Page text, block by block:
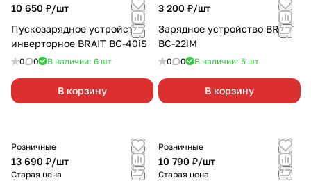
10 650 ₽/шт
Пускозарядное устройство
инверторное BRAIT BC-40iS
0 0 В наличии: 6 шт
В корзину
3 200 ₽/шт
Зарядное устройство BRAIT
BC-22iМ
0 0 В наличии: 5 шт
В корзину
Розничные
13 690 ₽/шт
Старая цена
Розничные
10 790 ₽/шт
Старая цена